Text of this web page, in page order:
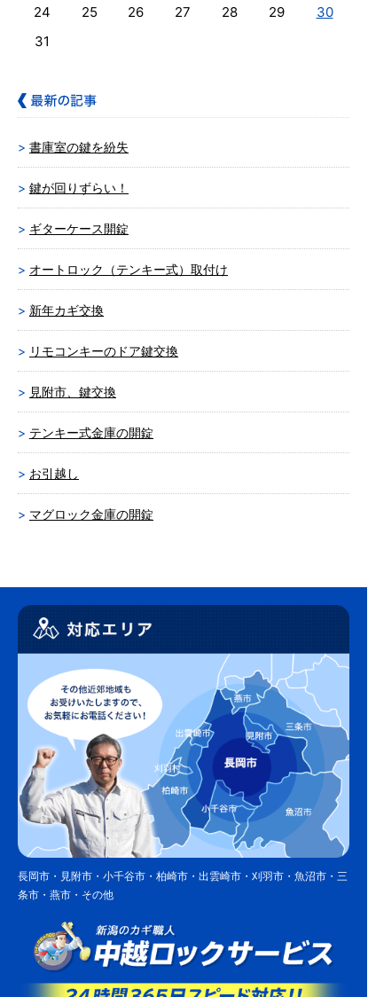
24
25 26 27 28 29
30
31
書庫室の鍵を紛失
鍵が回りずらい！
ギターケース開錠
オートロック（テンキー式）取付け
新年カギ交換
リモコンキーのドア鍵交換
見附市、鍵交換
テンキー式金庫の開錠
お引越し
マグロック金庫の開錠
長岡市・見附市・小千谷市・柏崎市・出雲崎市・刈羽市・魚沼市・三
条市・燕市・その他